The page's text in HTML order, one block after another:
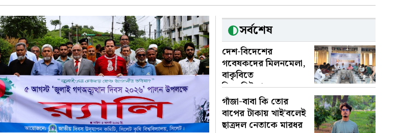
সর্বশেষ
দেশ-বিদেশের
গবেষকদের মিলনমেলা,
বাকৃবিতে
বিএসভিইআরের সম্মেলন
গাঁজা-বাবা কি তোর
বাপের টাকায় খাই’বলেই
ছাত্রদল নেতাকে মারধর